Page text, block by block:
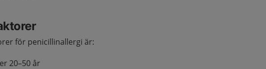
för penicillinallergi är:
20–50 år